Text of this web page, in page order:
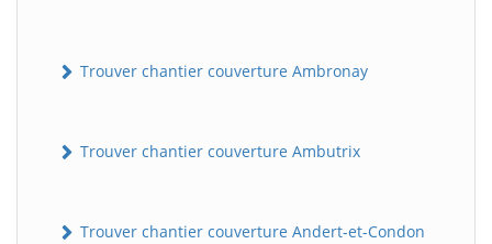
Trouver chantier couverture Ambronay
Trouver chantier couverture Ambutrix
Trouver chantier couverture Andert-et-Condon